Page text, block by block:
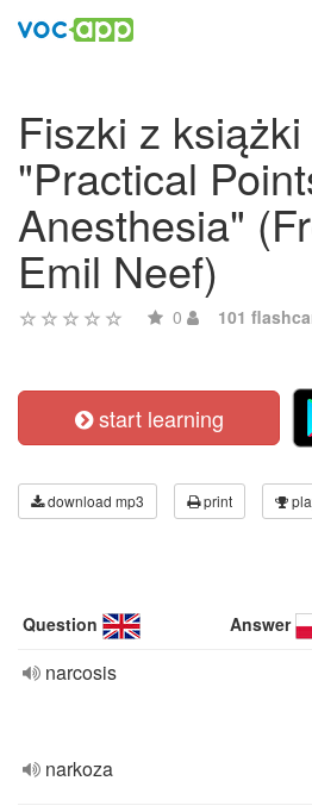
Fiszki z
"Practical
Anesthesia"
Emil Neef)
0 101
start learning
download mp3 print
Question Answer
narcosis
narkoza